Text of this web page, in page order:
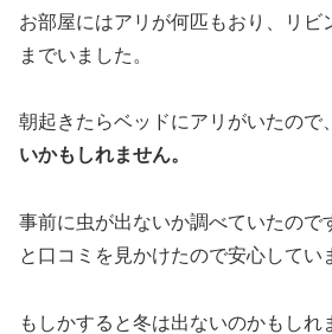
お部屋にはアリが何匹もおり、リビ
までいました。
朝起きたらベッドにアリがいたので、
いかもしれません。
事前に虫が出ないか調べていたので
と口コミを見かけたので安心してい
もしかすると冬は出ないのかもしれ